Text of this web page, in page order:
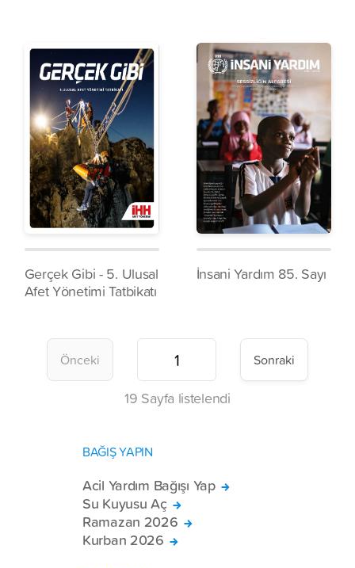
Gerçek Gibi - 5. Ulusal
Afet Yönetimi Tatbikatı
İnsani Yardım 85. Sayı
Önceki Sonraki
19 Sayfa listelendi
BAĞIŞ YAPIN
Acil Yardım Bağışı Yap
Su Kuyusu Aç
Ramazan 2026
Kurban 2026